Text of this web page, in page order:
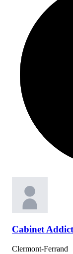
Cabinet
Clermont-Ferrand